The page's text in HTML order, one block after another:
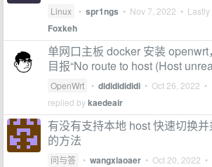
Linux • spr1ngs • Nov 7, 2022 •
Foxkeh
单网口主板 docker 安装
目报“No route to host (Host
OpenWrt • didididididi • Oct 26, 2022 •
replied bykaedeair
有没有支持本地 host 快速切换
的方法
问与答 • wangxiaoaer • Oct 20, 2022